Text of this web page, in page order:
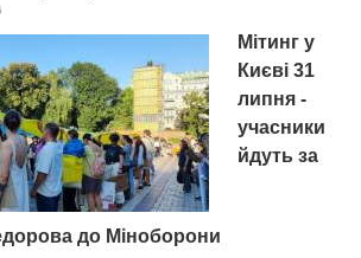
Мітинг у
Києві 31
липня -
учасники
йдуть за
до Міноборони